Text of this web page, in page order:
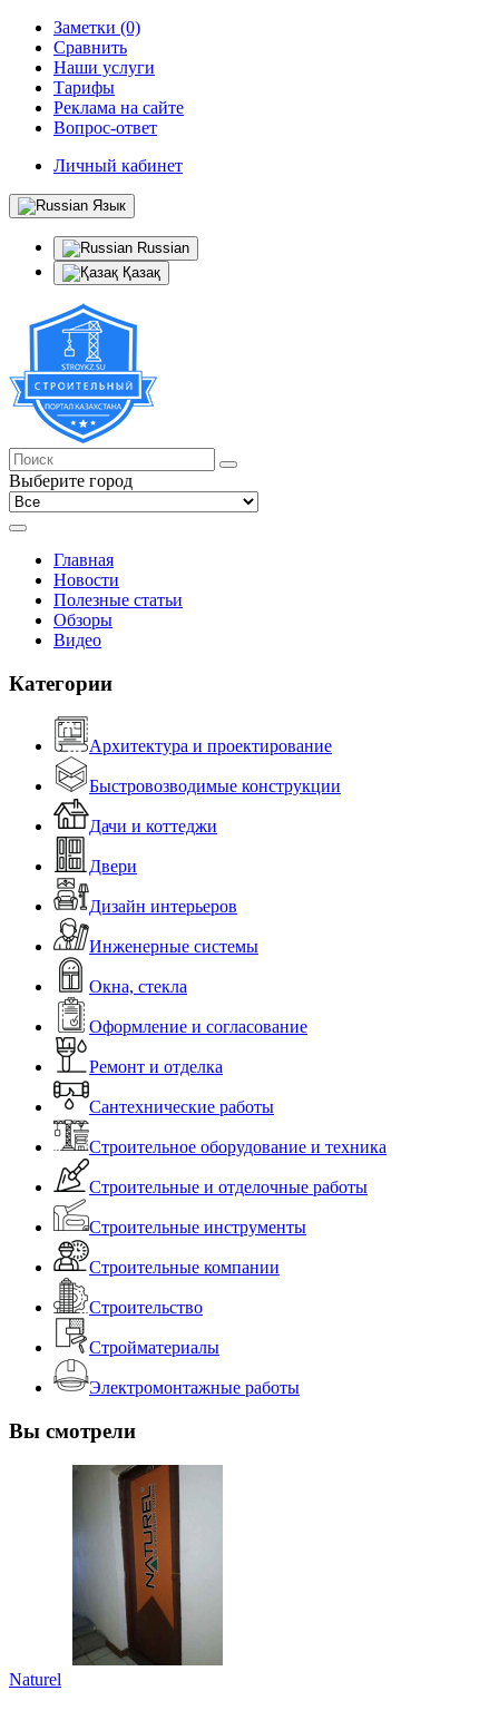
Заметки (0)
Сравнить
Наши услуги
Тарифы
Реклама на сайте
Вопрос-ответ
Личный кабинет
Язык
Russian
Қазақ
Выберите город
Главная
Новости
Полезные статьи
Обзоры
Видео
Категории
Архитектура и проектирование
Быстровозводимые конструкции
Дачи и коттеджи
Двери
Дизайн интерьеров
Инженерные системы
Окна, стекла
Оформление и согласование
Ремонт и отделка
Сантехнические работы
Строительное оборудование и техника
Строительные и отделочные работы
Строительные инструменты
Строительные компании
Строительство
Стройматериалы
Электромонтажные работы
Вы смотрели
Naturel